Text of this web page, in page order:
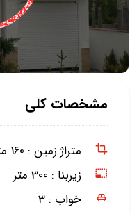
مشخصات کلی
متراژ زمین : 160 متر
زیربنا : 300 متر
خواب : 3